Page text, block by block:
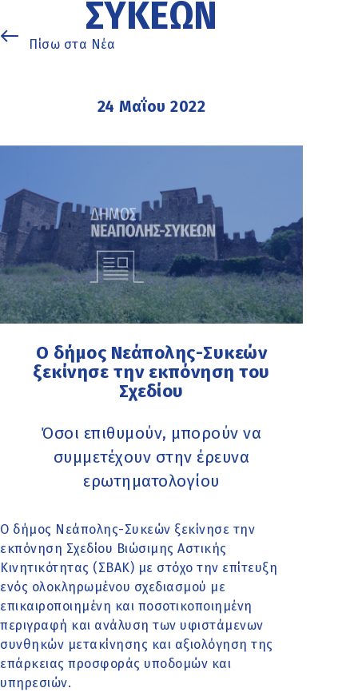
ΣΥΚΕΏΝ
Πίσω στα Νέα
24 Μαΐου 2022
Ο δήμος Νεάπολης-Συκεών
ξεκίνησε την εκπόνηση του
Σχεδίου
Όσοι επιθυμούν, μπορούν να
συμμετέχουν στην έρευνα
ερωτηματολογίου
Ο δήμος Νεάπολης-Συκεών ξεκίνησε την
εκπόνηση Σχεδίου Βιώσιμης Αστικής
Κινητικότητας (ΣΒΑΚ) με στόχο την επίτευξη
ενός ολοκληρωμένου σχεδιασμού με
επικαιροποιημένη και ποσοτικοποιημένη
περιγραφή και ανάλυση των υφιστάμενων
συνθηκών μετακίνησης και αξιολόγηση της
επάρκειας προσφοράς υποδομών και
υπηρεσιών.